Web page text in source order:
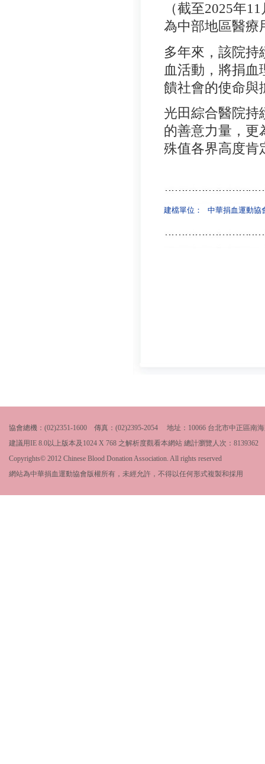
（截至2025年
為中部地區醫療
多年來，該院持
血活動，將捐
饋社會的使命與
光田綜合醫院持
的善意力量，更
殊值各界高度肯
建檔單位： 中華捐血運動協
協會總機：(02)2351-1600 傳真：(02)2395-2054 地址：10066 台北市中正區南
建議用IE 8.0以上版本及1024 X 768 之解析度觀看本網站 總計瀏覽人次： 8139362
Copyrights© 2012 Chinese Blood Donation Association. All rights reserved
網站為中華捐血運動協會版權所有，未經允許，不得以任何形式複製和採用